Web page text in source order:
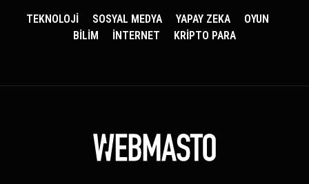
TEKNOLOJİ SOSYAL MEDYA YAPAY ZEKA
OYUN
BİLİM
İNTERNET KRİPTO PARA